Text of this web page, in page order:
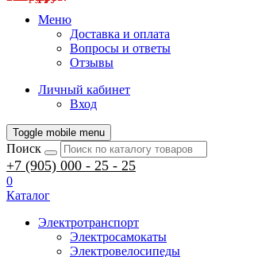
Меню
Доставка и оплата
Вопросы и ответы
Отзывы
Личный кабинет
Вход
Toggle mobile menu
Поиск
+7 (905) 000 - 25 - 25
0
Каталог
Электротранспорт
Электросамокаты
Электровелосипеды